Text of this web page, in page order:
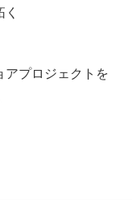
アプロジェクトを